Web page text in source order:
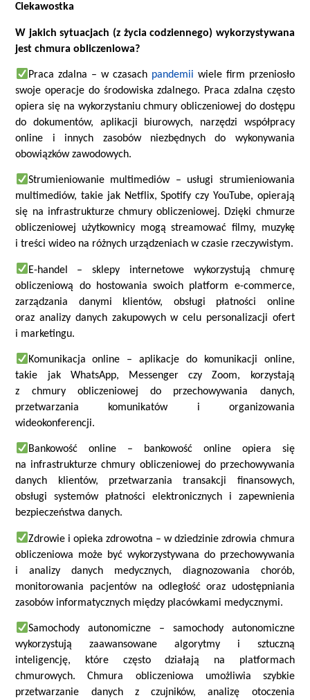
Ciekawostka
W jakich sytuacjach (z życia codziennego) wykorzystywana
jest chmura obliczeniowa?
Praca zdalna – w czasach pandemii wiele firm przeniosło
swoje operacje do środowiska zdalnego. Praca zdalna często
opiera się na wykorzystaniu chmury obliczeniowej do dostępu
do dokumentów, aplikacji biurowych, narzędzi współpracy
online i innych zasobów niezbędnych do wykonywania
obowiązków zawodowych.
Strumieniowanie multimediów– usługi strumieniowania
multimediów, takie jak Netflix, Spotify czy YouTube, opierają
się na infrastrukturze chmury obliczeniowej. Dzięki chmurze
obliczeniowej użytkownicy mogą streamować filmy, muzykę
i treści wideo na różnych urządzeniach w czasie rzeczywistym.
E-handel – sklepy internetowe wykorzystują chmurę
obliczeniową do hostowania swoich platform e-commerce,
zarządzania danymi klientów, obsługi płatności online
oraz analizy danych zakupowych w celu personalizacji ofert
i marketingu.
Komunikacja online – aplikacje do komunikacji online,
takie jak WhatsApp, Messenger czy Zoom, korzystają
z chmury obliczeniowej do przechowywania danych,
przetwarzania komunikatów i organizowania
wideokonferencji.
Bankowość online – bankowość online opiera się
na infrastrukturze chmury obliczeniowej do przechowywania
danych klientów, przetwarzania transakcji finansowych,
obsługi systemów płatności elektronicznych i zapewnienia
bezpieczeństwa danych.
Zdrowie i opieka zdrowotna – w dziedzinie zdrowia chmura
obliczeniowa może być wykorzystywana do przechowywania
i analizy danych medycznych, diagnozowania chorób,
monitorowania pacjentów na odległość oraz udostępniania
zasobów informatycznych między placówkami medycznymi.
Samochody autonomiczne– samochody autonomiczne
wykorzystują zaawansowane algorytmy i sztuczną
inteligencję, które często działają na platformach
chmurowych. Chmura obliczeniowa umożliwia szybkie
przetwarzanie danych z czujników, analizę otoczenia